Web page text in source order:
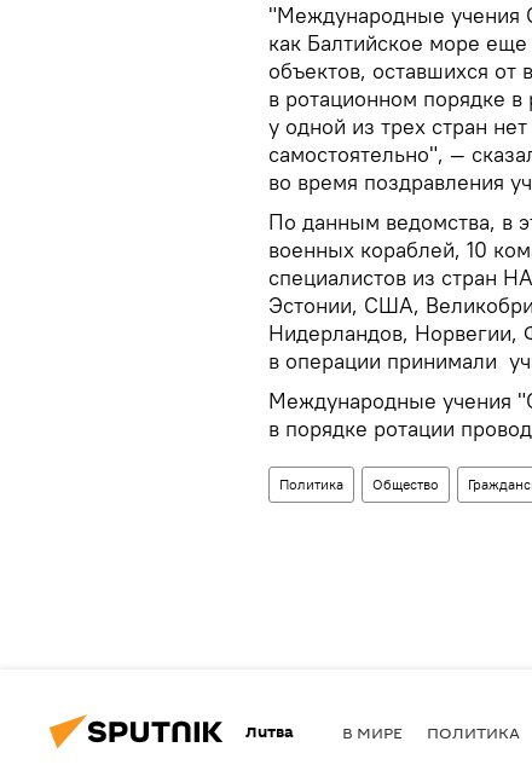
"Международные учения
как Балтийское море
объектов, оставшихся от
в ротационном порядке в
у одной из трех стран
самостоятельно", —
во время поздравления
По данным ведомства, в
военных кораблей, 10
специалистов из стран
Эстонии, США,
Нидерландов, Норвегии,
в операции принимали
Международные учения
в порядке ротации
Политика Общество
Литва В МИРЕ ПОЛИТИКА